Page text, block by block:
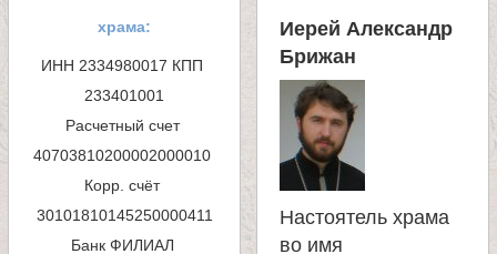
храма:
ИНН 2334980017 КПП
233401001
Расчетный счет
40703810200002000010
Корр. счёт
Банк ФИЛИАЛ
а
п
о
и
с
Иерей Александр
Брижан
Настоятель храма
во имя